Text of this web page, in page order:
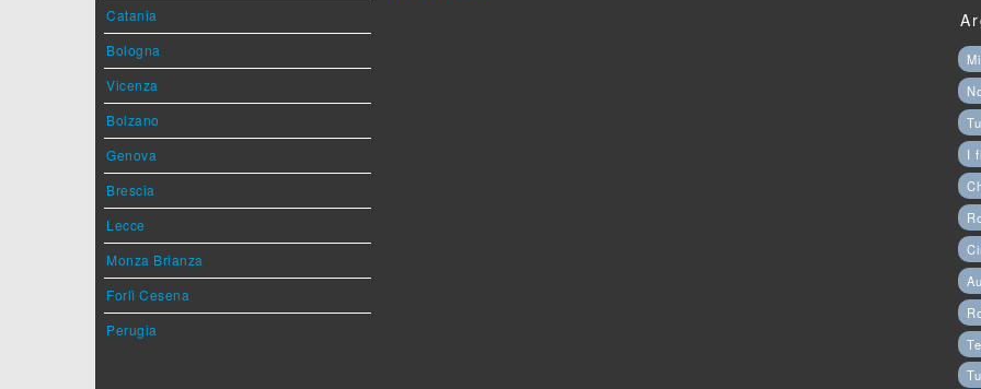
Catania
Bologna
Vicenza
Bolzano
Genova
Brescia
Lecce
Monza Brianza
Forlì Cesena
Perugia
I